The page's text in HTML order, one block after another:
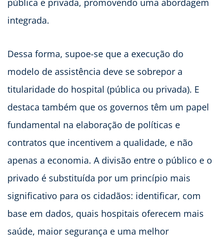
pública e privada, promovendo uma abordagem
integrada.
Dessa forma, supoe-se que a execução do
modelo de assistência deve se sobrepor a
titularidade do hospital (pública ou privada). E
destaca também que os governos têm um papel
fundamental na elaboração de políticas e
contratos que incentivem a qualidade, e não
apenas a economia. A divisão entre o público e o
privado é substituída por um princípio mais
significativo para os cidadãos: identificar, com
base em dados, quais hospitais oferecem mais
saúde, maior segurança e uma melhor